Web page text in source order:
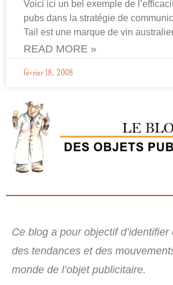
Voici ici un bel exemple de
pubs dans la stratégie de
Tail est une marque de vin
READ MORE »
février 18, 2008
Ce blog a pour objectif
des tendances et des
monde de l’objet publicitaire.